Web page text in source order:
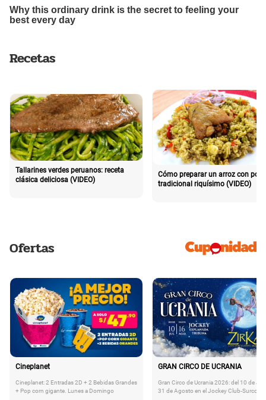
Recetas
Tallarines verdes peruanos: receta
clásica deliciosa (VIDEO)
Cómo preparar un arroz con pollo
tradicional riquísimo (VIDEO)
Ofertas
Cineplanet
Cineplanet: 2 Entradas 2D + 2 Bebidas Grandes
+ Pop corn gigante. Lunes a Domingo
GRAN CIRCO DE UCRANIA
Gran Circo de Ucrania 2026: del 10 de
31 de Agosto en el Jockey Club-Surco